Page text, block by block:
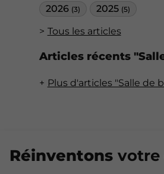
2026 (3) 2025 (5)
Tous les articles
Articles récents
Plus d'articles "Salle de
Réinventons votre